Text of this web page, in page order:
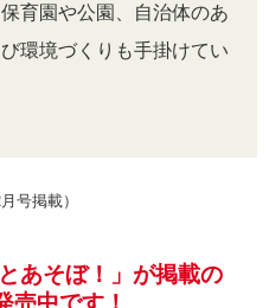
育園や公園、自治体のあ
環境づくりも手掛けてい
号掲載）
あそぼ！」が掲載の
中です！